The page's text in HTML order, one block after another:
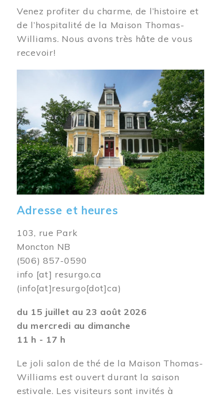
Venez profiter du charme, de l’histoire et
de l’hospitalité de la Maison Thomas-
Williams. Nous avons très hâte de vous
recevoir!
Adresse et heures
103, rue Park
Moncton NB
(506) 857-0590
info [at] resurgo.ca
(info[at]resurgo[dot]ca)
du 15 juillet au 23 août 2026
du mercredi au dimanche
11 h - 17 h
Le joli salon de thé de la Maison Thomas-
Williams est ouvert durant la saison
estivale. Les visiteurs sont invités à